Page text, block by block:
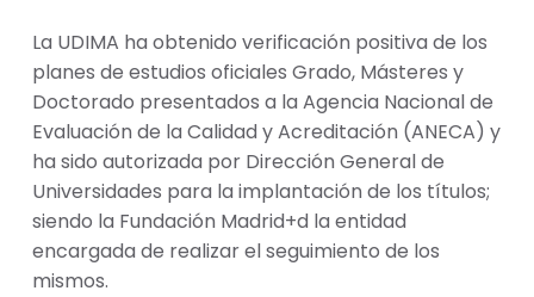
La UDIMA ha obtenido verificación positiva de los
planes de estudios oficiales Grado, Másteres y
Doctorado presentados a la Agencia Nacional de
Evaluación de la Calidad y Acreditación (ANECA) y
ha sido autorizada por Dirección General de
Universidades para la implantación de los títulos;
siendo la Fundación Madrid+d la entidad
encargada de realizar el seguimiento de los
mismos.